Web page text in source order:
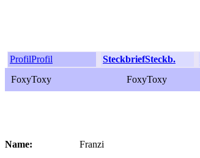
ProfilProfil SteckbriefSteckb.
FoxyToxy
FoxyToxy
Name:
Franzi